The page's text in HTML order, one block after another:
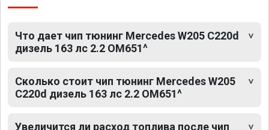
Что дает чип тюнинг Mercedes W205 C220d
дизель 163 лс 2.2 OM651^
Сколько стоит чип тюнинг Mercedes W205
C220d дизель 163 лс 2.2 OM651^
Увеличится ли расход топлива после чип